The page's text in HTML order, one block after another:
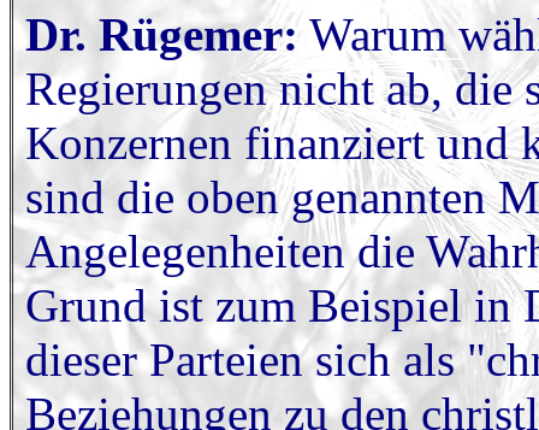
Dr. Rügemer: Warum
Regierungen nicht ab, die
Konzernen finanziert und
sind die oben genannten
Angelegenheiten die
Grund ist zum Beispiel in
dieser Parteien sich als
Beziehungen zu den